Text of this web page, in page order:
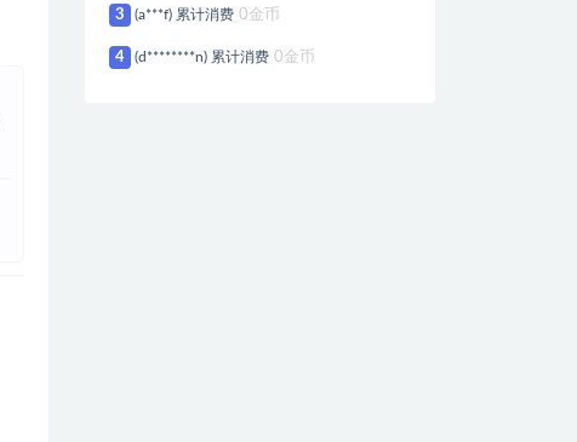
3 (a***f) 累计消费 0金币
4 (d********n) 累计消费 0金币